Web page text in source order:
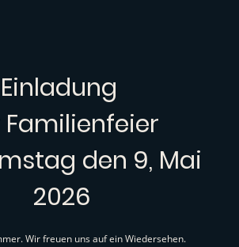
Einladung
Familienfeier
den 9, Mai
2026
Wir freuen uns auf ein Wiedersehen.